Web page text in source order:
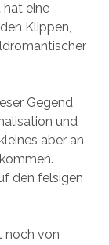
hat eine
Klippen,
Gegend
und
aber an
den felsigen
noch von